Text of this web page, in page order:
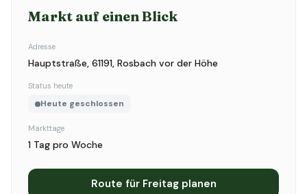
Markt auf einen Blick
Adresse
Hauptstraße, 61191, Rosbach vor der Höhe
Status heute
Heute geschlossen
Markttage
1 Tag pro Woche
Route für Freitag planen